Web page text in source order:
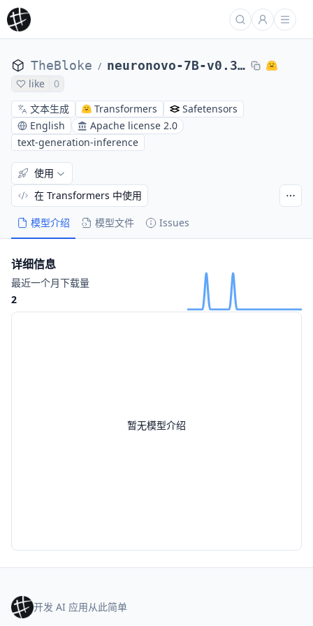
TheBloke / neuronovo-7B-v0.3-GPTQ
like
0
文本生成
Transformers
Safetensors
English
Apache license 2.0
text-generation-inference
模型介绍 模型文件 Issues
使用
在 Transformers 中使用
暂无模型介绍
详细信息
最近一个月下载量
2
开发 AI 应用从此简单